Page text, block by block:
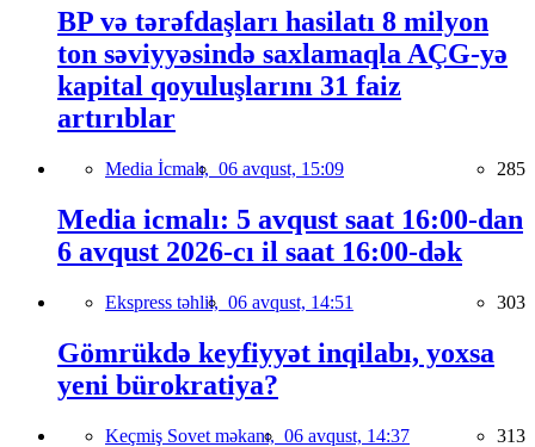
BP və tərəfdaşları hasilatı 8 milyon
ton səviyyəsində saxlamaqla AÇG-yə
kapital qoyuluşlarını 31 faiz
artırıblar
Media İcmalı, 06 avqust, 15:09 285
Media icmalı: 5 avqust saat 16:00-dan
6 avqust 2026-cı il saat 16:00-dək
Ekspress təhlil, 06 avqust, 14:51 303
Gömrükdə keyfiyyət inqilabı, yoxsa
yeni bürokratiya?
Keçmiş Sovet məkanı, 06 avqust, 14:37 313